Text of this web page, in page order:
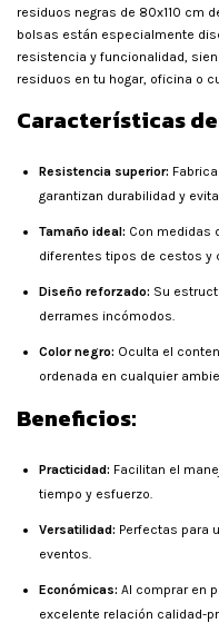
residuos negras de 80x110 cm
bolsas están especialmente
resistencia y funcionalidad,
residuos en tu hogar, oficina o
Características
Resistencia superior:
garantizan durabilidad y
Tamaño ideal: Con medidas
diferentes tipos de cestos y
Diseño reforzado: Su
derrames incómodos.
Color negro: Oculta el
ordenada en cualquier
Beneficios:
Practicidad: Facilitan el
tiempo y esfuerzo.
Versatilidad: Perfectas para
eventos.
Económicas: Al comprar en
excelente relación calidad-